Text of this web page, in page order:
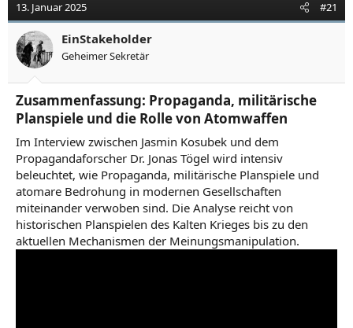
13. Januar 2025 #21
EinStakeholder
Geheimer Sekretär
Zusammenfassung: Propaganda, militärische
Planspiele und die Rolle von Atomwaffen
Im Interview zwischen Jasmin Kosubek und dem
Propagandaforscher Dr. Jonas Tögel wird intensiv
beleuchtet, wie Propaganda, militärische Planspiele und
atomare Bedrohung in modernen Gesellschaften
miteinander verwoben sind. Die Analyse reicht von
historischen Planspielen des Kalten Krieges bis zu den
aktuellen Mechanismen der Meinungsmanipulation.